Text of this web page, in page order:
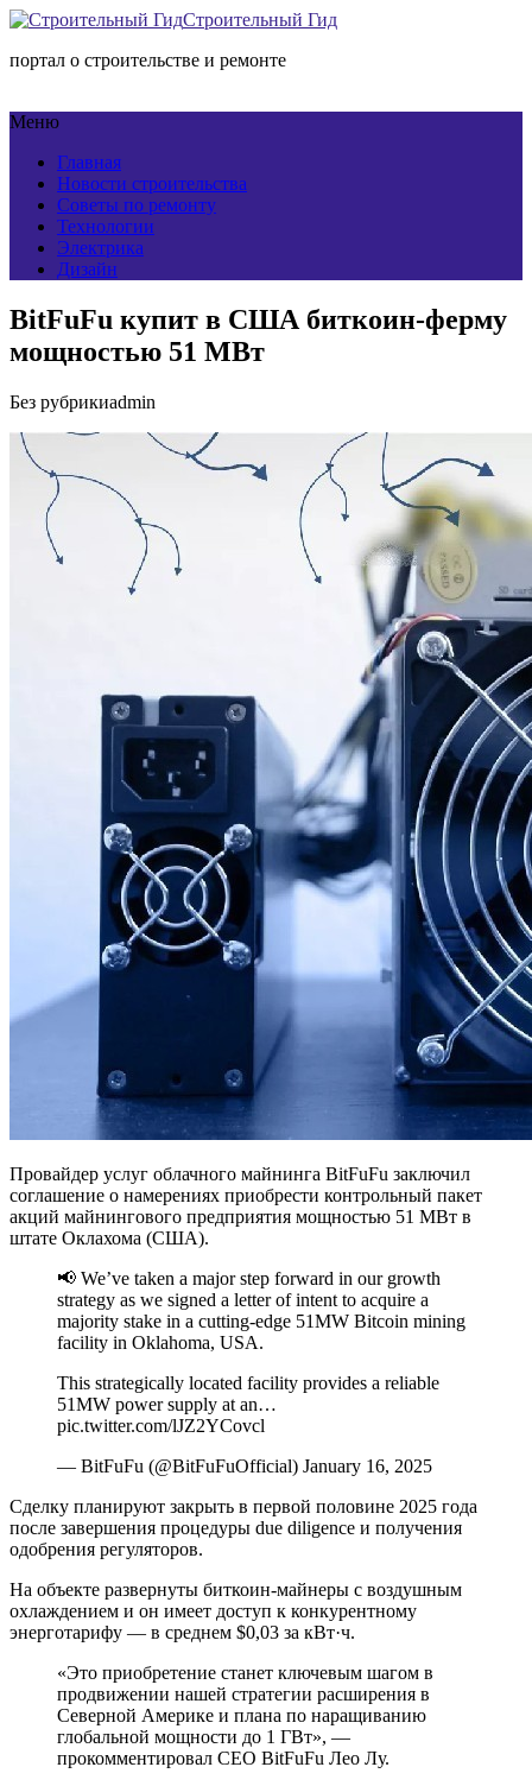
Строительный Гид
портал о строительстве и ремонте
Меню
Главная
Новости строительства
Советы по ремонту
Технологии
Электрика
Дизайн
BitFuFu купит в США биткоин-ферму
мощностью 51 МВт
Без рубрикиadmin
Провайдер услуг облачного майнинга BitFuFu заключил
соглашение о намерениях приобрести контрольный пакет
акций майнингового предприятия мощностью 51 МВт в
штате Оклахома (США).
📢 We’ve taken a major step forward in our growth
strategy as we signed a letter of intent to acquire a
majority stake in a cutting-edge 51MW Bitcoin mining
facility in Oklahoma, USA.
This strategically located facility provides a reliable
51MW power supply at an…
pic.twitter.com/lJZ2YCovcl
— BitFuFu (@BitFuFuOfficial) January 16, 2025
Сделку планируют закрыть в первой половине 2025 года
после завершения процедуры due diligence и получения
одобрения регуляторов.
На объекте развернуты биткоин-майнеры с воздушным
охлаждением и он имеет доступ к конкурентному
энерготарифу — в среднем $0,03 за кВт·ч.
«Это приобретение станет ключевым шагом в
продвижении нашей стратегии расширения в
Северной Америке и плана по наращиванию
глобальной мощности до 1 ГВт», —
прокомментировал CEO BitFuFu Лео Лу.